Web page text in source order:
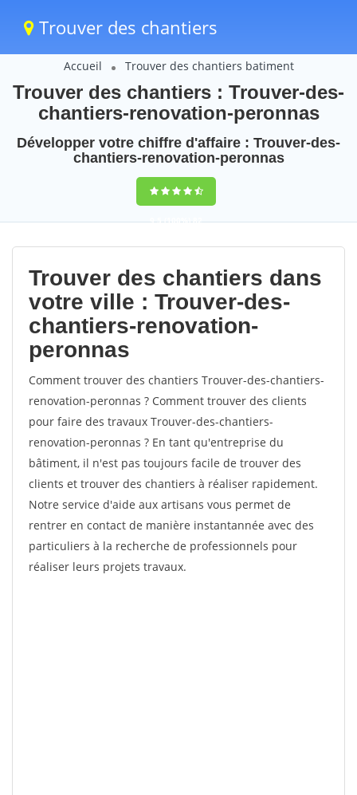
Trouver des chantiers
Accueil Trouver des chantiers batiment
Trouver des chantiers : Trouver-des-
chantiers-renovation-peronnas
Développer votre chiffre d'affaire : Trouver-des-
chantiers-renovation-peronnas
9,5(100%)82
votes
Trouver des chantiers dans
votre ville : Trouver-des-
chantiers-renovation-
peronnas
Comment trouver des chantiers Trouver-des-chantiers-
renovation-peronnas ? Comment trouver des clients
pour faire des travaux Trouver-des-chantiers-
renovation-peronnas ? En tant qu'entreprise du
bâtiment, il n'est pas toujours facile de trouver des
clients et trouver des chantiers à réaliser rapidement.
Notre service d'aide aux artisans vous permet de
rentrer en contact de manière instantannée avec des
particuliers à la recherche de professionnels pour
réaliser leurs projets travaux.